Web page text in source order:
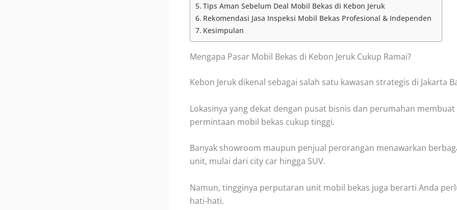
Tips Aman Sebelum Deal Mobil Bekas di Kebon Jeruk
Rekomendasi Jasa Inspeksi Mobil Bekas Profesional & Independen
Kesimpulan
Mengapa Pasar Mobil Bekas di Kebon Jeruk Cukup Ramai?
Kebon Jeruk dikenal sebagai salah satu kawasan strategis di Jakarta
Lokasinya yang dekat dengan pusat bisnis dan perumahan membuat
permintaan mobil bekas cukup tinggi.
Banyak showroom maupun penjual perorangan menawarkan
unit, mulai dari city car hingga SUV.
Namun, tingginya perputaran unit mobil bekas juga berarti Anda
hati-hati.